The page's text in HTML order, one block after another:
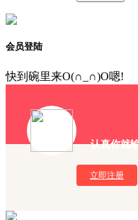
会员登陆
快到碗里来O(∩_∩)O嗯!
认真你就
立即注册